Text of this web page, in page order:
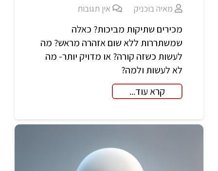
מאיה בוכניק אין תגובות
מכירים שתיקות מביכות? כאלה
שמשתררות ללא שום אזהרה מראש? מה
לעשות כשזה קורה? או מדויק יותר- מה
לא לעשות ולמה?
קרא עוד...